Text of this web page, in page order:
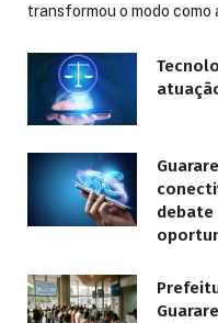
transformou o modo como
debate